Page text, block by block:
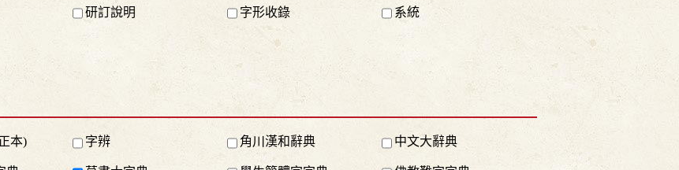
研訂說明 字形收錄 系統
本) 字辨 角川漢和辭典 中文大辭典